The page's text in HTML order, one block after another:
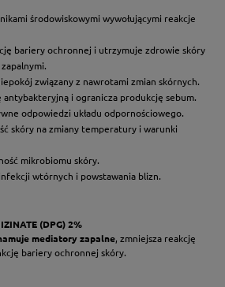
środowiskowymi wywołującymi reakcje
bariery ochronnej i utrzymuje zdrowie skóry
związany z nawrotami zmian skórnych.
antybakteryjną i ogranicza produkcję sebum.
odpowiedzi układu odpornościowego.
skóry na zmiany temperatury i warunki
mikrobiomu skóry.
wtórnych i powstawania blizn.
(DPG) 2%
mediatory zapalne, zmniejsza reakcję
bariery ochronnej skóry.